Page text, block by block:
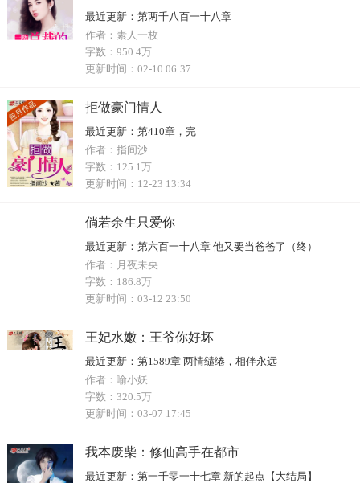
最近更新： 第两千八百一十八章
作者： 素人一枚
字数： 950.4万
更新时间： 02-10 06:37
拒做豪门情人
最近更新： 第410章，完
作者： 指间沙
字数： 125.1万
更新时间： 12-23 13:34
倘若余生只爱你
最近更新： 第六百一十八章 他又要当爸爸了（终）
作者： 月夜未央
字数： 186.8万
更新时间： 03-12 23:50
王妃水嫩：王爷你好坏
最近更新： 第1589章 两情缱绻，相伴永远
作者： 喻小妖
字数： 320.5万
更新时间： 03-07 17:45
我本废柴：修仙高手在都市
最近更新： 第一千零一十七章 新的起点【大结局】